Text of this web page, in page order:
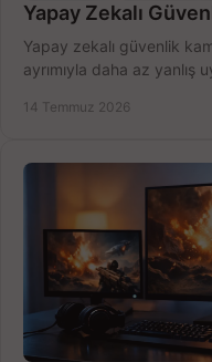
Yapay Zekalı
Yapay zekalı güvenlik
ayrımıyla daha az yanlış
14 Temmuz 2026